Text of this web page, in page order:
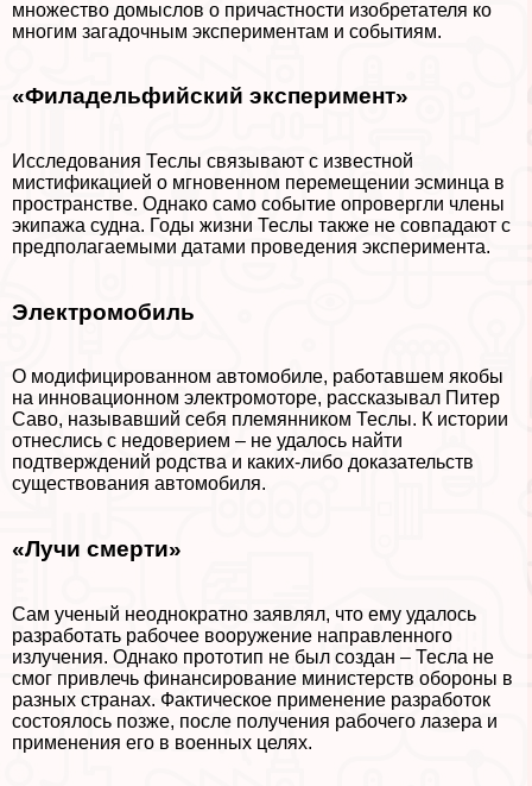
множество домыслов о причастности изобретателя ко
многим загадочным экспериментам и событиям.
«Филадельфийский эксперимент»
Исследования Теслы связывают с известной
мистификацией о мгновенном перемещении эсминца в
прострaнcтве. Однако само событие опровергли члeны
экипажа судна. Годы жизни Теслы также не совпадают с
предполагаемыми датами проведения эксперимента.
Электромобиль
О модифицированном автомобиле, работавшем якобы
на инновационном электромоторе, рассказывал Питер
Саво, называвший себя племянником Теслы. К истории
отнеслись с недоверием – не удалось найти
подтверждений родства и каких-либо доказательств
существования автомобиля.
«Лучи cмepти»
Сам ученый неоднократно заявлял, что ему удалось
разработать рабочее вооружение направленного
излучения. Однако прототип не был создан – Тесла не
смог привлечь финансирование министерств обороны в
разных странах. Фактическое применение разработок
состоялось позже, после получения рабочего лазера и
применения его в военных целях.